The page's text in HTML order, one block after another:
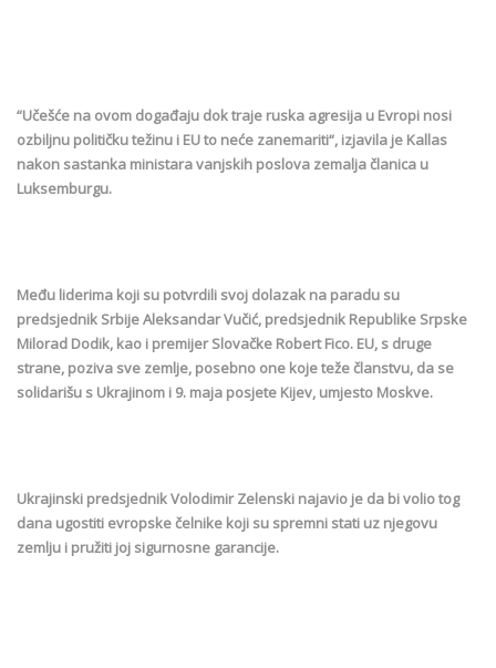
“Učešće na ovom događaju dok traje ruska agresija u Evropi nosi
ozbiljnu političku težinu i EU to neće zanemariti“, izjavila je Kallas
nakon sastanka ministara vanjskih poslova zemalja članica u
Luksemburgu.
Među liderima koji su potvrdili svoj dolazak na paradu su
predsjednik Srbije Aleksandar Vučić, predsjednik Republike Srpske
Milorad Dodik, kao i premijer Slovačke Robert Fico. EU, s druge
strane, poziva sve zemlje, posebno one koje teže članstvu, da se
solidarišu s Ukrajinom i 9. maja posjete Kijev, umjesto Moskve.
Ukrajinski predsjednik Volodimir Zelenski najavio je da bi volio tog
dana ugostiti evropske čelnike koji su spremni stati uz njegovu
zemlju i pružiti joj sigurnosne garancije.